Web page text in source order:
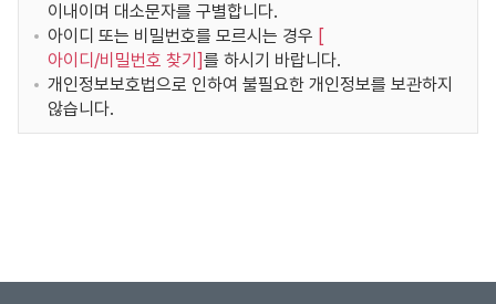
이내이며 대소문자를 구별합니다.
아이디 또는 비밀번호를 모르시는 경우 [
아이디/비밀번호 찾기 ]를 하시기 바랍니다.
개인정보보호법으로 인하여 불필요한 개인정보를 보관하지
않습니다.